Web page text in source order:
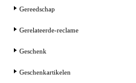
Gereedschap
Gerelateerde-reclame
Geschenk
Geschenkartikelen